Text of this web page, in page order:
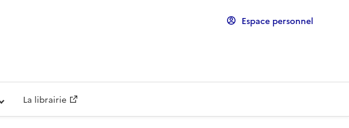
Espace personnel
La librairie